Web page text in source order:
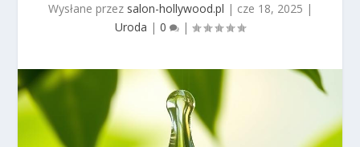
Wysłane przez salon-hollywood.pl | cze 18, 2025 |
Uroda | 0 |